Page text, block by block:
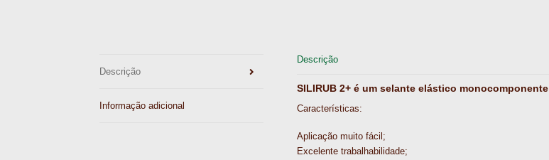
e
I
Descrição
Informação adicional
Descrição
SILIRUB 2+ é um selante elástico monocomponente
Características:
Aplicação muito fácil;
Excelente trabalhabilidade;